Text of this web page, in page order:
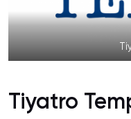
Tiyatro